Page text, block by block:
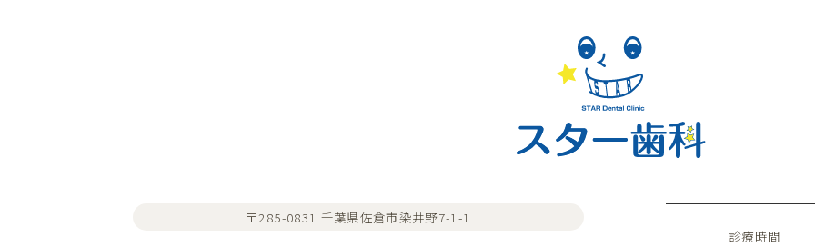
〒285-0831 千葉県佐倉市染井野7-1-1
診療時間